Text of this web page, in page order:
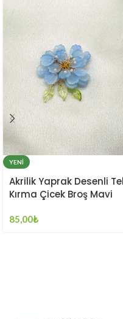
YENI
Akrilik Yaprak Desenli Tel
Kırma Çicek Broş Mavi
85,00₺